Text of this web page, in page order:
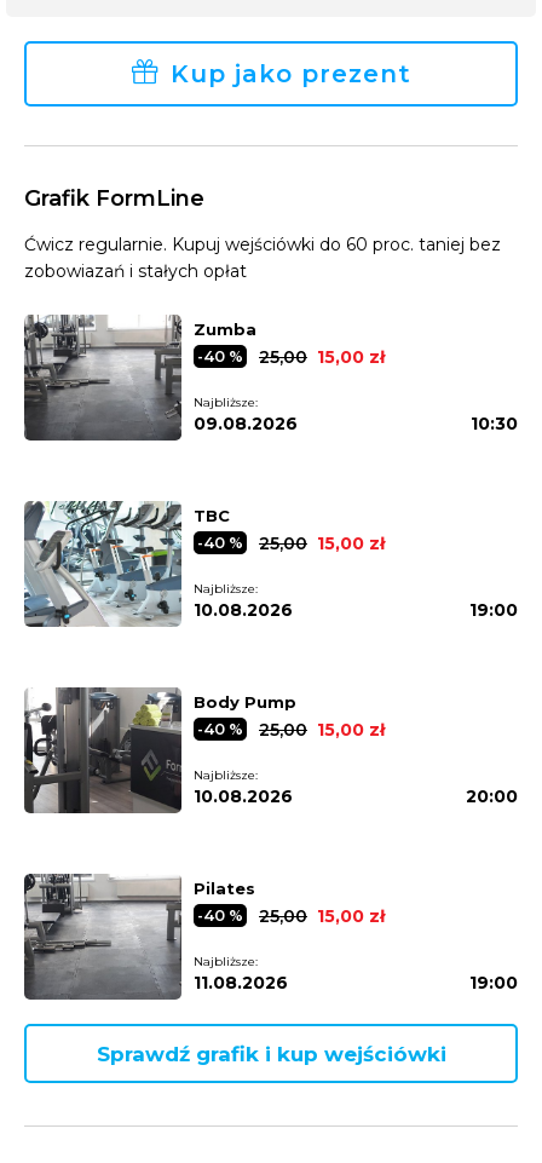
Kup jako prezent
Grafik FormLine
Ćwicz regularnie. Kupuj wejściówki do 60 proc. taniej bez
zobowiazań i stałych opłat
Zumba
-40 % 25,00 15,00 zł
Najbliższe:
09.08.2026 10:30
TBC
-40 % 25,00 15,00 zł
Najbliższe:
10.08.2026 19:00
Body Pump
-40 % 25,00 15,00 zł
Najbliższe:
10.08.2026 20:00
Pilates
-40 % 25,00 15,00 zł
Najbliższe:
11.08.2026 19:00
Sprawdź grafik i kup wejściówki